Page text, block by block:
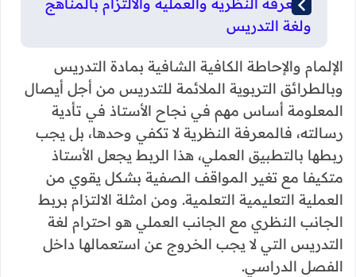
المعرفة النظرية والعملية والالتزام بالمناهج
ولغة التدريس
الإلمام والإحاطة الكافية الشافية بمادة التدريس
وبالطرائق التربوية الملائمة للتدريس من أجل أيصال
المعلومة أساس مهم في نجاح الأستاذ في تأدية
رسالته، فالمعرفة النظرية لا تكفي وحدها، بل يجب
ربطها بالتطبيق العملي، هذا الربط يجعل الأستاذ
متكيفا مع تغير المواقف الصفية بشكل يقوي من
العملية التعليمية التعلمية. ومن امثلة الالتزام بربط
الجانب النظري مع الجانب العملي هو احترام لغة
التدريس التي لا يجب الخروج عن استعمالها داخل
الفصل الدراسي.